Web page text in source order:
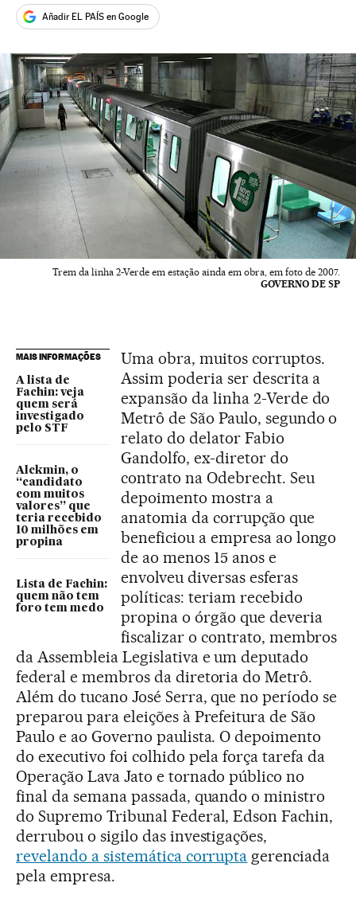
Añadir EL PAÍS en Google
Trem da linha 2-Verde em estação ainda em obra, em foto de 2007.
GOVERNO DE SP
MAIS INFORMAÇÕES
A lista de
Fachin: veja
quem será
investigado
pelo STF
Alckmin, o
“candidato
com muitos
valores” que
teria recebido
10 milhões em
propina
Lista de Fachin:
quem não tem
foro tem medo
Uma obra, muitos corruptos.
Assim poderia ser descrita a
expansão da linha 2-Verde do
Metrô de São Paulo, segundo o
relato do delator Fabio
Gandolfo, ex-diretor do
contrato na Odebrecht. Seu
depoimento mostra a
anatomia da corrupção que
beneficiou a empresa ao longo
de ao menos 15 anos e
envolveu diversas esferas
políticas: teriam recebido
propina o órgão que deveria
fiscalizar o contrato, membros
da Assembleia Legislativa e um deputado
federal e membros da diretoria do Metrô.
Além do tucano José Serra, que no período se
preparou para eleições à Prefeitura de São
Paulo e ao Governo paulista. O depoimento
do executivo foi colhido pela força tarefa da
Operação Lava Jato e tornado público no
final da semana passada, quando o ministro
do Supremo Tribunal Federal, Edson Fachin,
derrubou o sigilo das investigações,
revelando a sistemática corrupta gerenciada
pela empresa.